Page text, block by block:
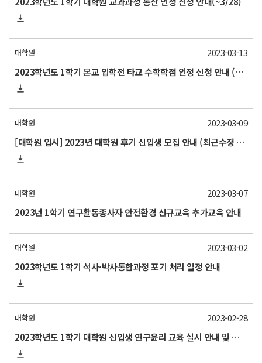
대학원
2023학년도 1학기 본교 입학전 타교 수학학점 인정 신청 안내 (~3/28)
2023-03-13
대학원
[대학원 입시] 2023년 대학원 후기 신입생 모집 안내 (최근수정 03.24)
2023-03-09
대학원
2023년 1학기 연구활동종사자 안전환경 신규교육 추가교육 안내
2023-03-07
대학원
2023학년도 1학기 석사·박사통합과정 포기 처리 일정 안내
2023-03-02
대학원
2023학년도 1학기 대학원 신입생 연구윤리 교육 실시 안내 및 기간연장(~6/30)
2023-02-28